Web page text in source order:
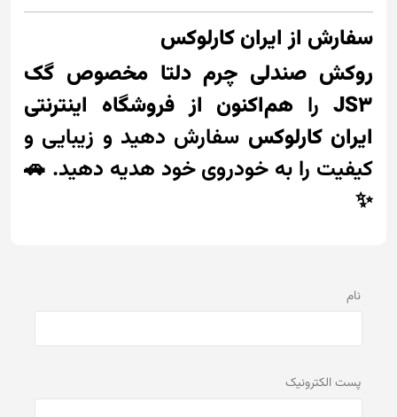
سفارش از ایران کارلوکس
روکش صندلی چرم دلتا مخصوص گک
JS3را هم‌اکنون از فروشگاه اینترنتی
ایران کارلوکس سفارش دهید و زیبایی و
کیفیت را به خودروی خود هدیه دهید. 🚗
✨
نام
پست الكترونيک